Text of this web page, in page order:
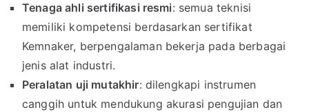
Tenaga ahli sertifikasi resmi: semua teknisi
memiliki kompetensi berdasarkan sertifikat
Kemnaker, berpengalaman bekerja pada berbagai
jenis alat industri.
Peralatan uji mutakhir: dilengkapi instrumen
canggih untuk mendukung akurasi pengujian dan